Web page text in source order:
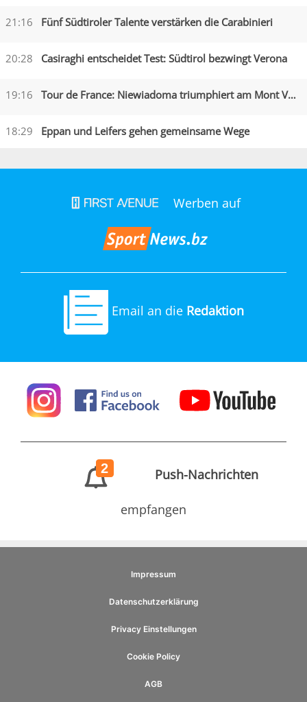
21:16 Fünf Südtiroler Talente verstärken die Carabinieri
20:28 Casiraghi entscheidet Test: Südtirol bezwingt Verona
19:16 Tour de France: Niewiadoma triumphiert am Mont Ventoux
18:29 Eppan und Leifers gehen gemeinsame Wege
Werben auf
Email an die Redaktion
2 Push-Nachrichten
empfangen
Impressum
Datenschutzerklärung
Privacy Einstellungen
Cookie Policy
AGB